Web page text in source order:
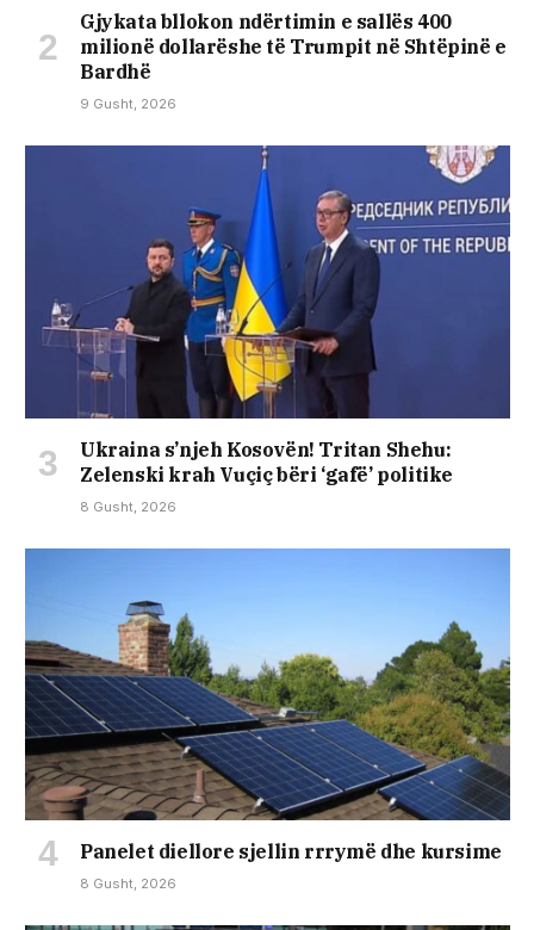
Gjykata bllokon ndërtimin e sallës 400
milionë dollarëshe të Trumpit në Shtëpinë e
Bardhë
9 Gusht, 2026
Ukraina s’njeh Kosovën! Tritan Shehu:
Zelenski krah Vuçiç bëri ‘gafë’ politike
8 Gusht, 2026
Panelet diellore sjellin rrrymë dhe kursime
8 Gusht, 2026